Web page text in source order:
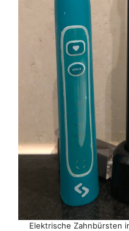
Elektrische Zahnbürsten